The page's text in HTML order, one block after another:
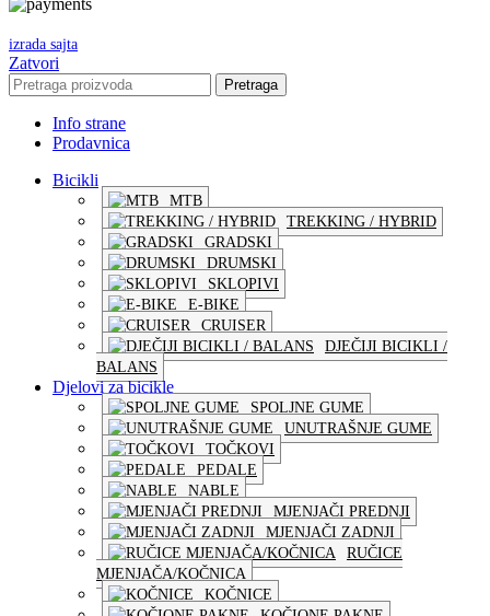
izrada sajta
Zatvori
Pretraga
Info strane
Prodavnica
Bicikli
MTB
TREKKING / HYBRID
GRADSKI
DRUMSKI
SKLOPIVI
E-BIKE
CRUISER
DJEČIJI BICIKLI /
BALANS
Djelovi za bicikle
SPOLJNE GUME
UNUTRAŠNJE GUME
TOČKOVI
PEDALE
NABLE
MJENJAČI PREDNJI
MJENJAČI ZADNJI
RUČICE
MJENJAČA/KOČNICA
KOČNICE